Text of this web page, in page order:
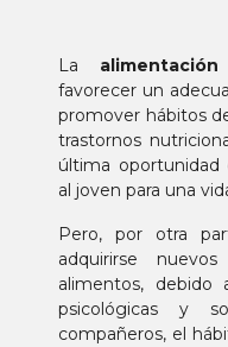
La
favorecer un
promover hábitos
trastornos
última oportunidad
al joven para una
Pero, por otra
adquirirse
alimentos, debido
psicológicas y
compañeros, el